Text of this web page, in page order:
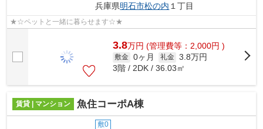
兵庫県明石市松の内 １丁目
★☆ペットと一緒に暮らせます☆★
3.8万円 (管理費等：2,000円 )
敷金 0ヶ月 礼金 3.8万円
3階 / 2DK / 36.03㎡
賃貸 | マンション 魚住コーポA棟
敷0